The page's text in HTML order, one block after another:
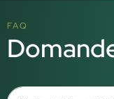
FAQ